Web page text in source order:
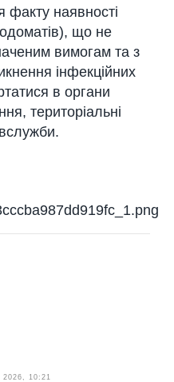
факту наявності
що не
вимогам та з
інфекційних
в органи
територіальні
10:21